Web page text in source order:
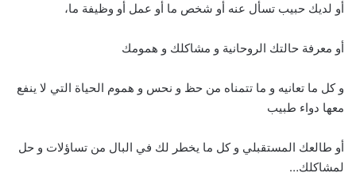
أو لديك حبيب تسأل عنه أو شخص ما أو عمل أو وظيفة ما،
أو معرفة حالتك الروحانية و مشاكلك و همومك
و كل ما تعانيه و ما تتمناه من حظ و نحس و هموم الحياة التي لا ينفع
معها دواء طبيب
أو طالعك المستقبلي و كل ما يخطر لك في البال من تساؤلات و حل
لمشاكلك…